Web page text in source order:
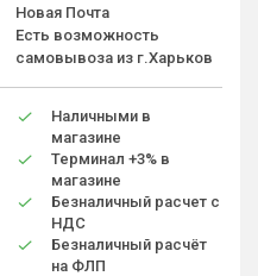
Новая Почта
Есть возможность
самовывоза из г.Харьков
Наличными в
магазине
Терминал +3% в
магазине
Безналичный расчет с
НДС
Безналичный расчёт
на ФЛП